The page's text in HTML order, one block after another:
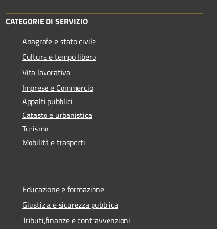
CATEGORIE DI SERVIZIO
Anagrafe e stato civile
Cultura e tempo libero
Vita lavorativa
Imprese e Commercio
Appalti pubblici
Catasto e urbanistica
Turismo
Mobilità e trasporti
Educazione e formazione
Giustizia e sicurezza pubblica
Tributi,finanze e contravvenzioni